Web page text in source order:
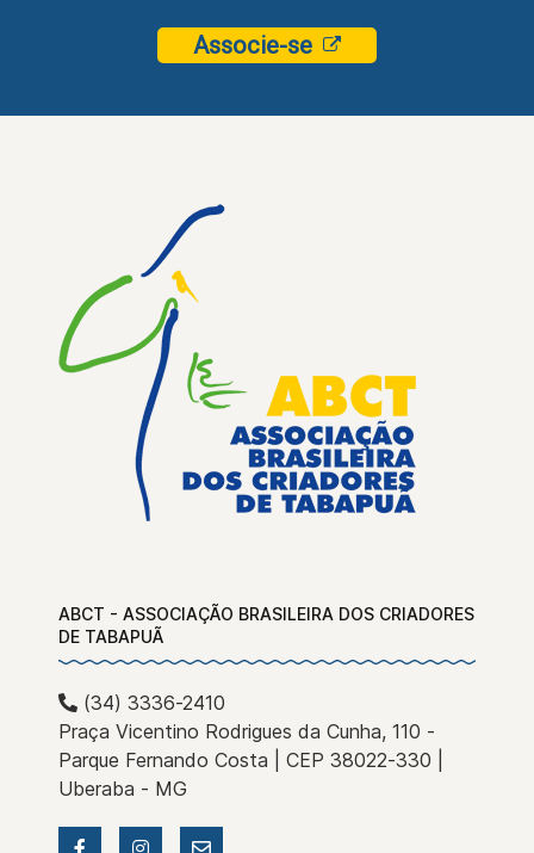
Associe-se
ABCT - ASSOCIAÇÃO BRASILEIRA DOS CRIADORES
DE TABAPUÃ
(34) 3336-2410
Praça Vicentino Rodrigues da Cunha, 110 -
Parque Fernando Costa | CEP 38022-330 |
Uberaba - MG